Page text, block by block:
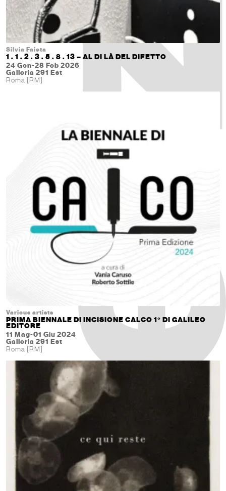
Silvia Faieta
1 . 1 . 2 . 3 . 5 . 8 . 13 – AL DI LÀ DEL DIFETTO
24 Gen-28 Feb 2026
Galleria 291 Est
Roma [RM]
Various artists
PRIMA BIENNALE DI INCISIONE CALCO 1° DI GALILEO
EDITORE
11 Mag-01 Giu 2024
Galleria 291 Est
Roma [RM]